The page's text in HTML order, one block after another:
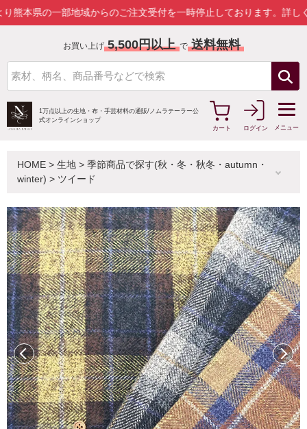
部地域からのご注文受付を一時停止しております。詳しくはこちら
お買い上げ 5,500円以上 で 送料無料
1万点以上の生地・布・手芸材料の通販/ ノムラテーラー公
式オンラインショップ
カート
ログイン メニュー
HOME > 生地 > 季節商品で探す(秋・冬・秋冬・autumn・
winter) > ツイード
前へ 次へ